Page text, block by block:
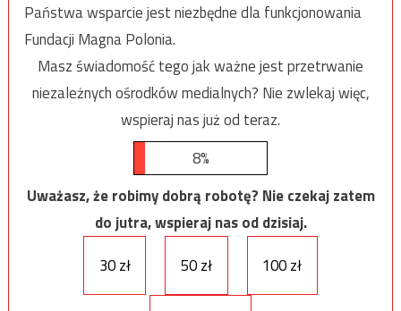
Państwa wsparcie jest niezbędne dla funkcjonowania
Fundacji Magna Polonia.
Masz świadomość tego jak ważne jest przetrwanie
niezależnych ośrodków medialnych? Nie zwlekaj więc,
wspieraj nas już od teraz.
8%
Uważasz, że robimy dobrą robotę? Nie czekaj zatem
do jutra, wspieraj nas od dzisiaj.
30 zł
50 zł 100 zł